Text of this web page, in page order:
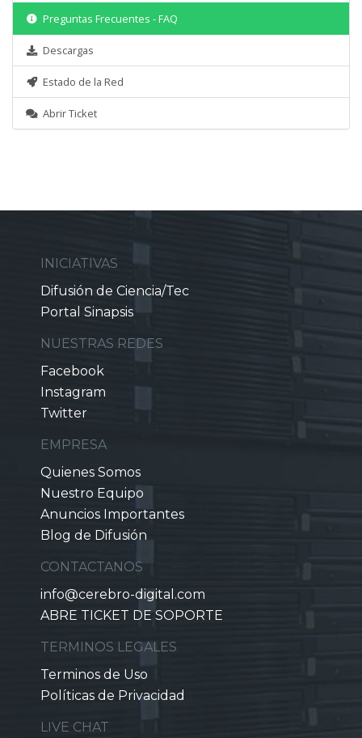
Preguntas Frecuentes - FAQ
Descargas
Estado de la Red
Abrir Ticket
INICIATIVAS
Difusión de Ciencia/Tec
Portal Sinapsis
NUESTRAS REDES
Facebook
Instagram
Twitter
EMPRESA
Quienes Somos
Nuestro Equipo
Anuncios Importantes
Blog de Difusión
CONTACTANOS
info@cerebro-digital.com
ABRE TICKET DE SOPORTE
TERMINOS LEGALES
Terminos de Uso
Políticas de Privacidad
LIVE CHAT